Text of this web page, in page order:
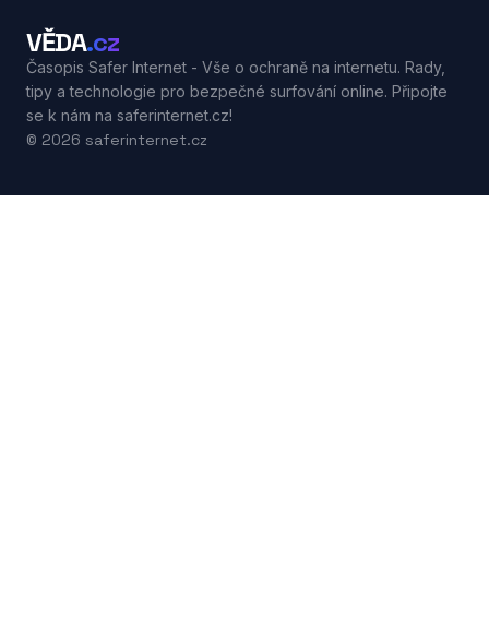
VĚDA.cz
Časopis Safer Internet - Vše o ochraně na internetu. Rady,
tipy a technologie pro bezpečné surfování online. Připojte
se k nám na saferinternet.cz!
© 2026 saferinternet.cz